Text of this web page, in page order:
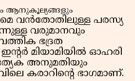
ആനുകൂല്യങ്ങളും
വൻതോതിലുള്ള പരസ്യ
വരുമാനവും
ഭദ്രത
ഇൻ്റർ മിയാമിയിൽ ഓഹരി
അനുമതിയും
കരാറിൻ്റെ ഭാഗമാണ്.